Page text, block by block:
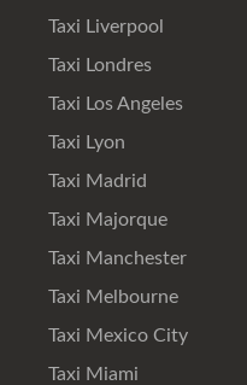
Taxi Liverpool
Taxi Londres
Taxi Los Angeles
Taxi Lyon
Taxi Madrid
Taxi Majorque
Taxi Manchester
Taxi Melbourne
Taxi Mexico City
Taxi Miami